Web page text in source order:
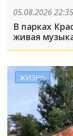
05.08.2026 22:35
В парках
живая
ЖИЗНЬ